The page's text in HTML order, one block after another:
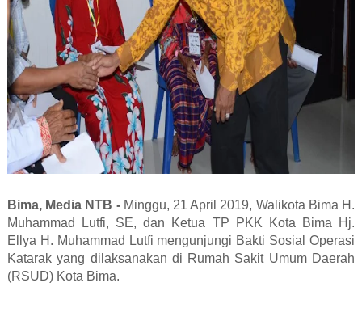
Bima, Media NTB -Minggu, 21 April 2019, Walikota Bima H.
Muhammad Lutfi, SE, dan Ketua TP PKK Kota Bima Hj.
Ellya H. Muhammad Lutfi mengunjungi Bakti Sosial Operasi
Katarak yang dilaksanakan di Rumah Sakit Umum Daerah
(RSUD) Kota Bima.